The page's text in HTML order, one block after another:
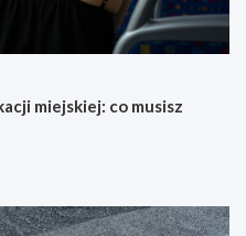
miejskiej: co musisz